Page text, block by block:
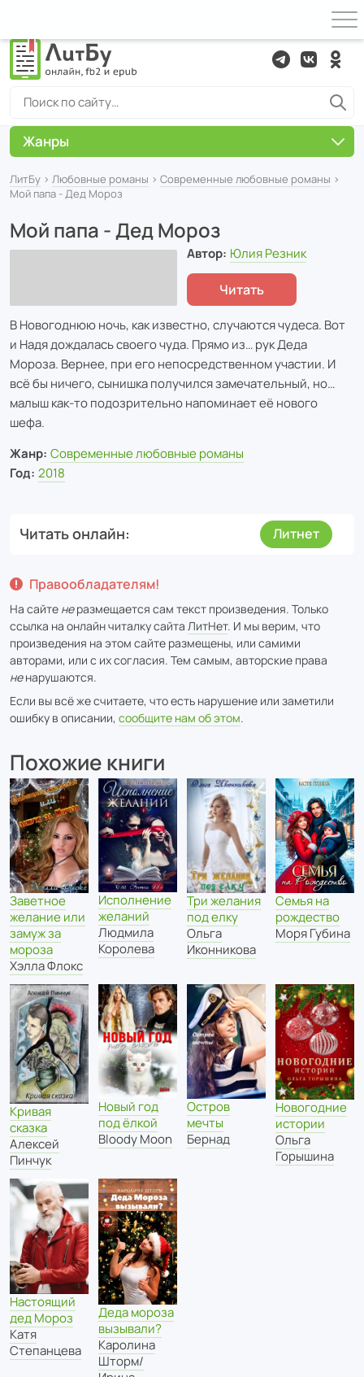
ЛитБу › Любовные романы › Современные любовные романы ›
Мой папа - Дед Мороз
Мой папа - Дед Мороз
Автор: Юлия Резник
Читать
В Новогоднюю ночь, как известно, случаются чудеса. Вот
и Надя дождалась своего чуда. Прямо из… рук Деда
Мороза. Вернее, при его непосредственном участии. И
всё бы ничего, сынишка получился замечательный, но…
малыш как-то подозрительно напоминает её нового
шефа.
Жанр: Современные любовные романы
Год: 2018
Читать онлайн Литнет
Правообладателям!
На сайте неразмещается сам текст произведения. Только
ссылка на онлайн читалку сайта ЛитНет. И мы верим, что
произведения на этом сайте размещены, или самими
авторами, или с их согласия. Тем самым, авторские права
ненарушаются.
Если вы всё же считаете, что есть нарушение или заметили
ошибку в описании, сообщите нам об этом.
Похожие книги
Заветное
желание или
замуж за
мороза
Хэлла Флокс
Исполнение
желаний
Людмила
Королева
Три желания
под елку
Ольга
Иконникова
Семья на
рождество
Моря Губина
Кривая
сказка
Алексей
Пинчук
Новый год
под ёлкой
Bloody Moon
Остров
мечты
Бернад
Новогодние
истории
Ольга
Горышина
Настоящий
дед Мороз
Катя
Степанцева
Деда мороза
вызывали?
Каролина
Шторм/
Жанры